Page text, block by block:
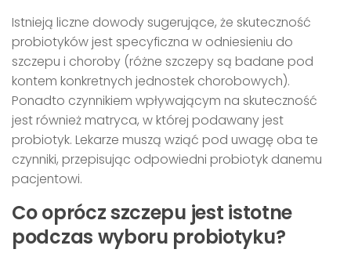
Istnieją liczne dowody sugerujące, że skuteczność
probiotyków jest specyficzna w odniesieniu do
szczepu i choroby (różne szczepy są badane pod
kontem konkretnych jednostek chorobowych).
Ponadto czynnikiem wpływającym na skuteczność
jest również matryca, w której podawany jest
probiotyk. Lekarze muszą wziąć pod uwagę oba te
czynniki, przepisując odpowiedni probiotyk danemu
pacjentowi.
Co oprócz szczepu jest istotne
podczas wyboru probiotyku?